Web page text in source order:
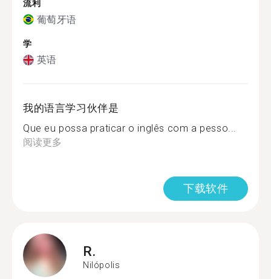
流利
葡萄牙语
学
英语
我的语言学习伙伴是
Que eu possa praticar o inglês com a pesso...
阅读更多
下载软件
R.
Nilópolis